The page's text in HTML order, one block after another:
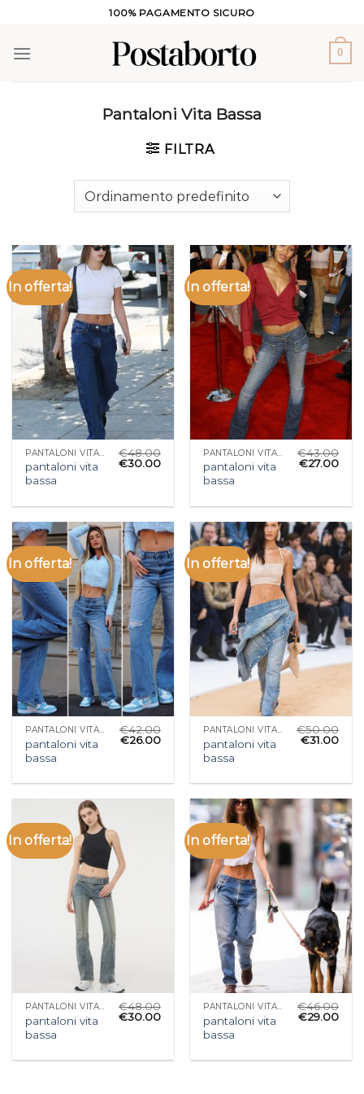
contenuti
100% PAGAMENTO SICURO
0
Pantaloni Vita Bassa
FILTRA
In offerta!
pantaloni vita
bassa
€48.00
€30.00
In offerta!
pantaloni vita
bassa
€43.00
€27.00
In offerta!
PANTALONI VITA BASSA
pantaloni vita
bassa
€42.00
€26.00
In offerta!
PANTALONI VITA BASSA
pantaloni vita
bassa
€50.00
€31.00
In offerta!
PANTALONI VITA BASSA
pantaloni vita
bassa
€48.00
€30.00
In offerta!
PANTALONI VITA BASSA
pantaloni vita
bassa
€46.00
€29.00